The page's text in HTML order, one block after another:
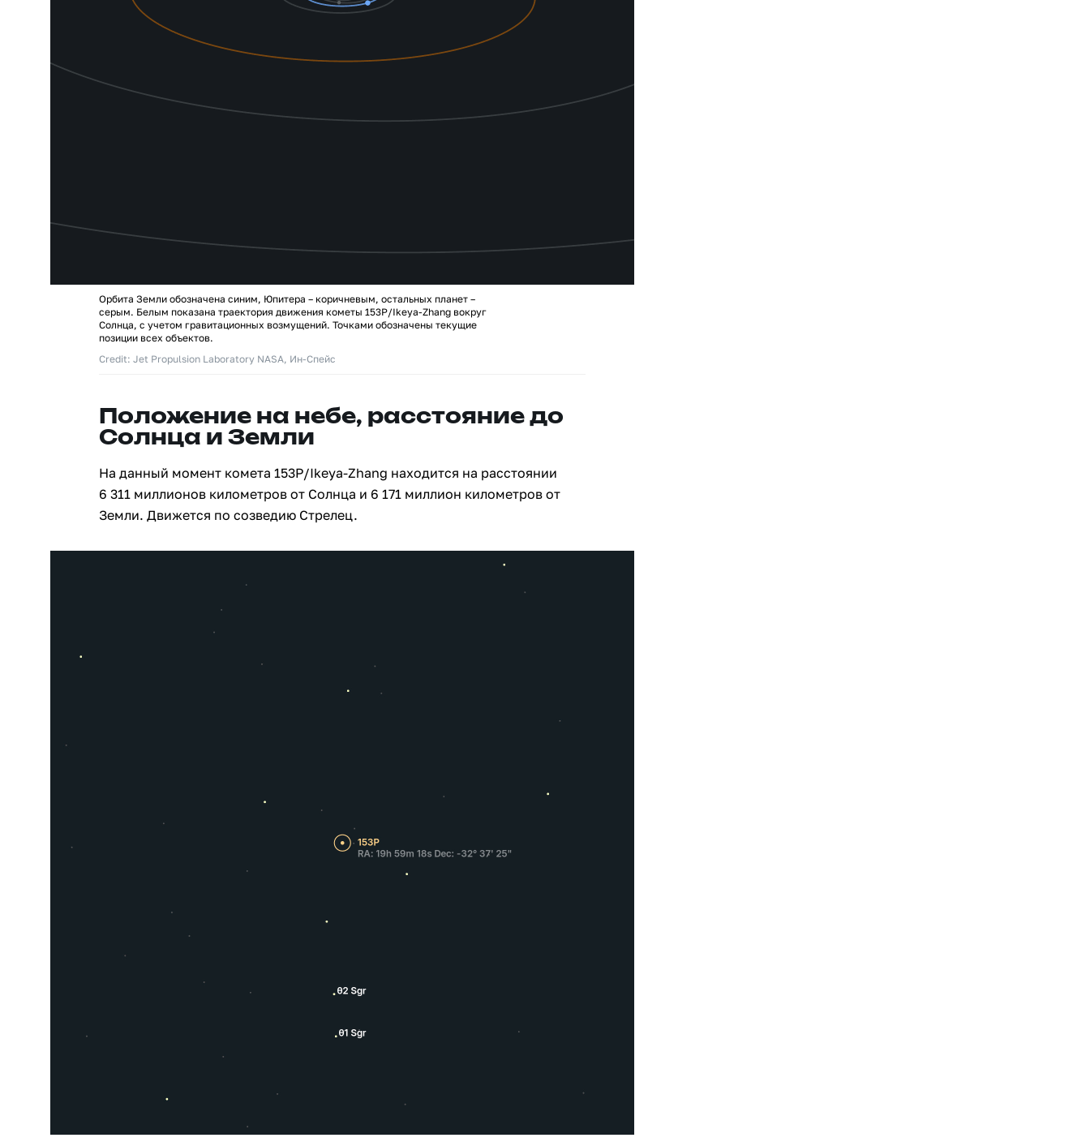
Орбита Земли обозначена синим, Юпитера – коричневым, остальных планет –
серым. Белым показана траектория движения кометы 153P/Ikeya-Zhang вокруг
Солнца, с учетом гравитационных возмущений. Точками обозначены текущие
позиции всех объектов.
Credit: Jet Propulsion Laboratory NASA, Ин-Спейс
Положение на небе, расстояние до
Солнца и Земли
На данный момент комета 153P/Ikeya-Zhang находится на расстоянии
6 311 миллионов километров от Солнца и 6 171 миллион километров от
Земли. Движется по созведию Стрелец.